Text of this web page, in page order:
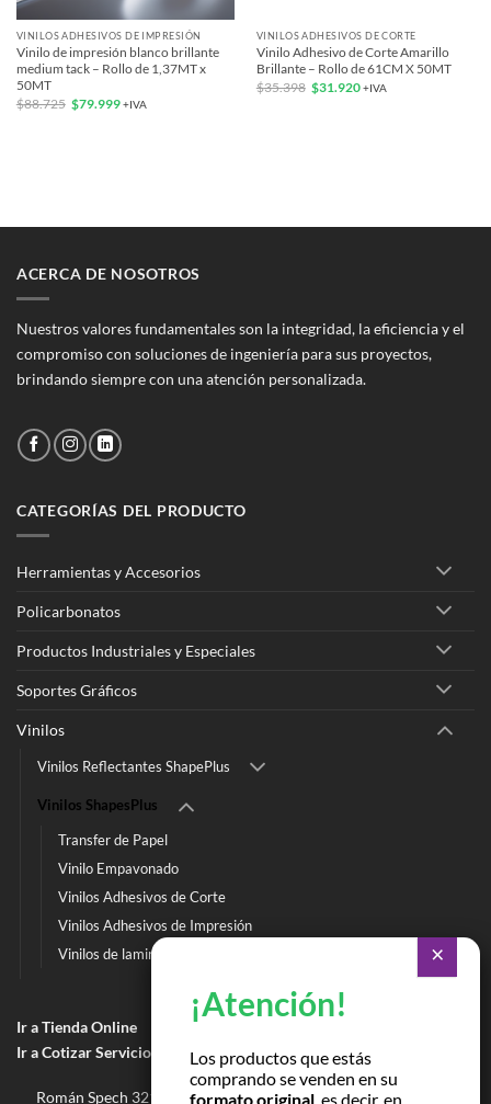
VINILOS ADHESIVOS DE IMPRESIÓN
Vinilo de impresión blanco brillante
medium tack – Rollo de 1,37MT x
50MT
$88.725 El
precio
$79.999El+IVA
VINILOS ADHESIVOS DE CORTE
Vinilo Adhesivo de Corte Amarillo
Brillante – Rollo de 61CM X 50MT
$35.398 El
precio
$31.920El+IVA
ACERCA DE NOSOTROS
Nuestros valores fundamentales son la integridad, la eficiencia y el
compromiso con soluciones de ingeniería para sus proyectos,
brindando siempre con una atención personalizada.
CATEGORÍAS DEL PRODUCTO
Herramientas y Accesorios
Policarbonatos
Productos Industriales y Especiales
Soportes Gráficos
Vinilos
Vinilos Reflectantes ShapePlus
Vinilos ShapesPlus
Transfer de Papel
Vinilo Empavonado
Vinilos Adhesivos de Corte
Vinilos Adhesivos de Impresión
Vinilos de laminación
Ir a Tienda Online
Ir a Cotizar Servicios
Román Spech 3213, Quinta Normal, Región Metropolitana
Los productos que estás
comprando se venden en su
formato original , es decir, en